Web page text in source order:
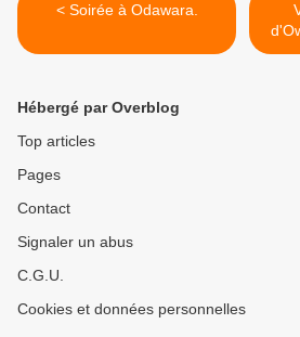
< Soirée à Odawara.
Hébergé par Overblog
Top articles
Pages
Contact
Signaler un abus
C.G.U.
Cookies et données personnelles